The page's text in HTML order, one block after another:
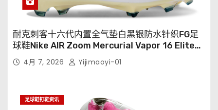
耐克刺客十六代内置全气垫白黑银防水针织FG足
球鞋Nike AIR Zoom Mercurial Vapor 16 Elite
XXV FG35-45
4月 7, 2026 Yijimaoyi-01
足球鞋钉鞋资讯